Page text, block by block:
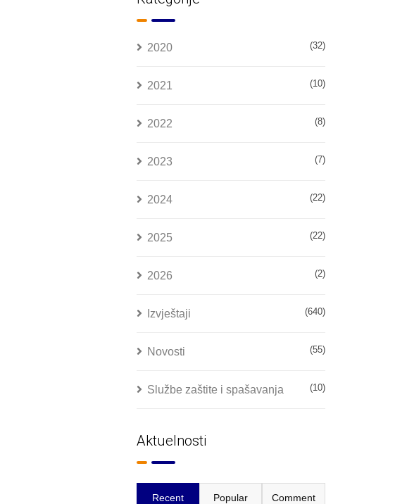
2020 (32)
2021 (10)
2022 (8)
2023 (7)
2024 (22)
2025 (22)
2026 (2)
Izvještaji (640)
Novosti (55)
Službe zaštite i spašavanja (10)
Aktuelnosti
Recent Popular Comment